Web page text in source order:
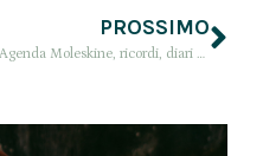
PROSSIMO
Agenda Moleskine, ricordi, diari e parole difficili da dire